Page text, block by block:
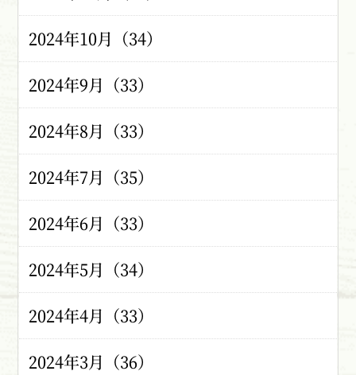
2024年10月（34）
2024年9月（33）
2024年8月（33）
2024年7月（35）
2024年6月（33）
2024年5月（34）
2024年4月（33）
2024年3月（36）